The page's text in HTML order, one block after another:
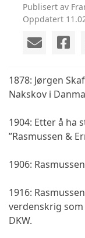
Publisert av
Oppdatert
1878: Jørgen
Nakskov i
1904: Etter å ha
”Rasmussen &
1906:
1916:
verdenskrig som
DKW.